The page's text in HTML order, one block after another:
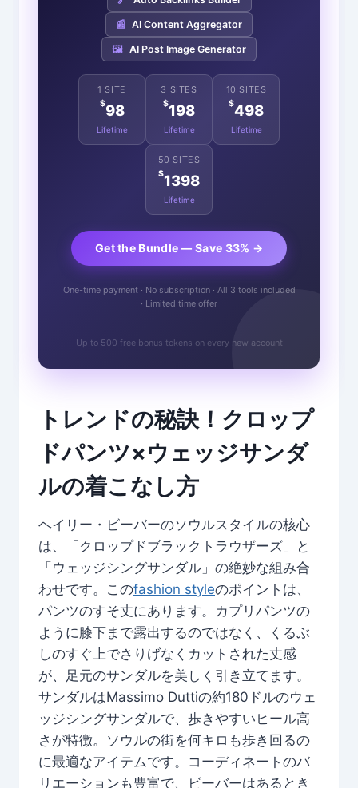
📰 AI Content Aggregator
🖼️ AI Post Image Generator
1 SITE
$98
Lifetime
3 SITES
$198
Lifetime
10 SITES
$498
Lifetime
50 SITES
$1398
Lifetime
Get the Bundle — Save 33% →
One-time payment · No subscription · All 3 tools included
· Limited time offer
Up to 500 free bonus tokens on every new account
トレンドの秘訣！クロップ
ドパンツ×ウェッジサンダ
ルの着こなし方
ヘイリー・ビーバーのソウルスタイルの核心
は、「クロップドブラックトラウザーズ」と
「ウェッジシングサンダル」の絶妙な組み合
わせです。このfashion styleのポイントは、
パンツのすそ丈にあります。カプリパンツの
ように膝下まで露出するのではなく、くるぶ
しのすぐ上でさりげなくカットされた丈感
が、足元のサンダルを美しく引き立てます。
サンダルはMassimo Duttiの約180ドルのウェ
ッジシングサンダルで、歩きやすいヒール高
さが特徴。ソウルの街を何キロも歩き回るの
に最適なアイテムです。コーディネートのバ
リエーションも豊富で、ビーバーはあるとき